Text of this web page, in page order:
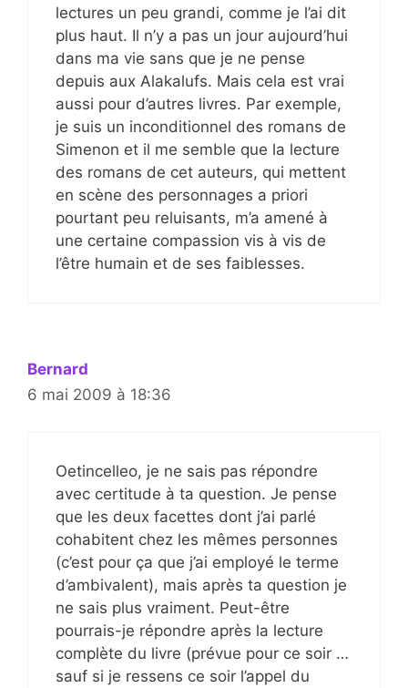
lectures un peu grandi, comme je l’ai dit
plus haut. Il n’y a pas un jour aujourd’hui
dans ma vie sans que je ne pense
depuis aux Alakalufs. Mais cela est vrai
aussi pour d’autres livres. Par exemple,
je suis un inconditionnel des romans de
Simenon et il me semble que la lecture
des romans de cet auteurs, qui mettent
en scène des personnages a priori
pourtant peu reluisants, m’a amené à
une certaine compassion vis à vis de
l’être humain et de ses faiblesses.
Bernard
6 mai 2009 à 18:36
Oetincelleo, je ne sais pas répondre
avec certitude à ta question. Je pense
que les deux facettes dont j’ai parlé
cohabitent chez les mêmes personnes
(c’est pour ça que j’ai employé le terme
d’ambivalent), mais après ta question je
ne sais plus vraiment. Peut-être
pourrais-je répondre après la lecture
complète du livre (prévue pour ce soir …
sauf si je ressens ce soir l’appel du